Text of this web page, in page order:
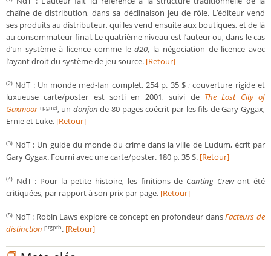
chaîne de distribution, dans sa déclinaison jeu de rôle. L’éditeur vend
ses produits au distributeur, qui les vend ensuite aux boutiques, et de là
au consommateur final. Le quatrième niveau est l’auteur ou, dans le cas
d’un système à licence comme led20, la négociation de licence avec
l’ayant droit du système de jeu source. [Retour]
(2) NdT : Un monde med-fan complet, 254 p. 35 $ ; couverture rigide et
luxueuse carte/poster est sorti en 2001, suivi de The Lost City of
Gaxmoor rpgnet, un donjon de 80 pages coécrit par les fils de Gary Gygax,
Ernie et Luke. [Retour]
(3) NdT : Un guide du monde du crime dans la ville de Ludum, écrit par
Gary Gygax. Fourni avec une carte/poster. 180 p, 35 $. [Retour]
(4) NdT : Pour la petite histoire, les finitions de Canting Crewont été
critiquées, par rapport à son prix par page. [Retour]
(5) NdT : Robin Laws explore ce concept en profondeur dansFacteurs de
distinction ptgptb. [Retour]